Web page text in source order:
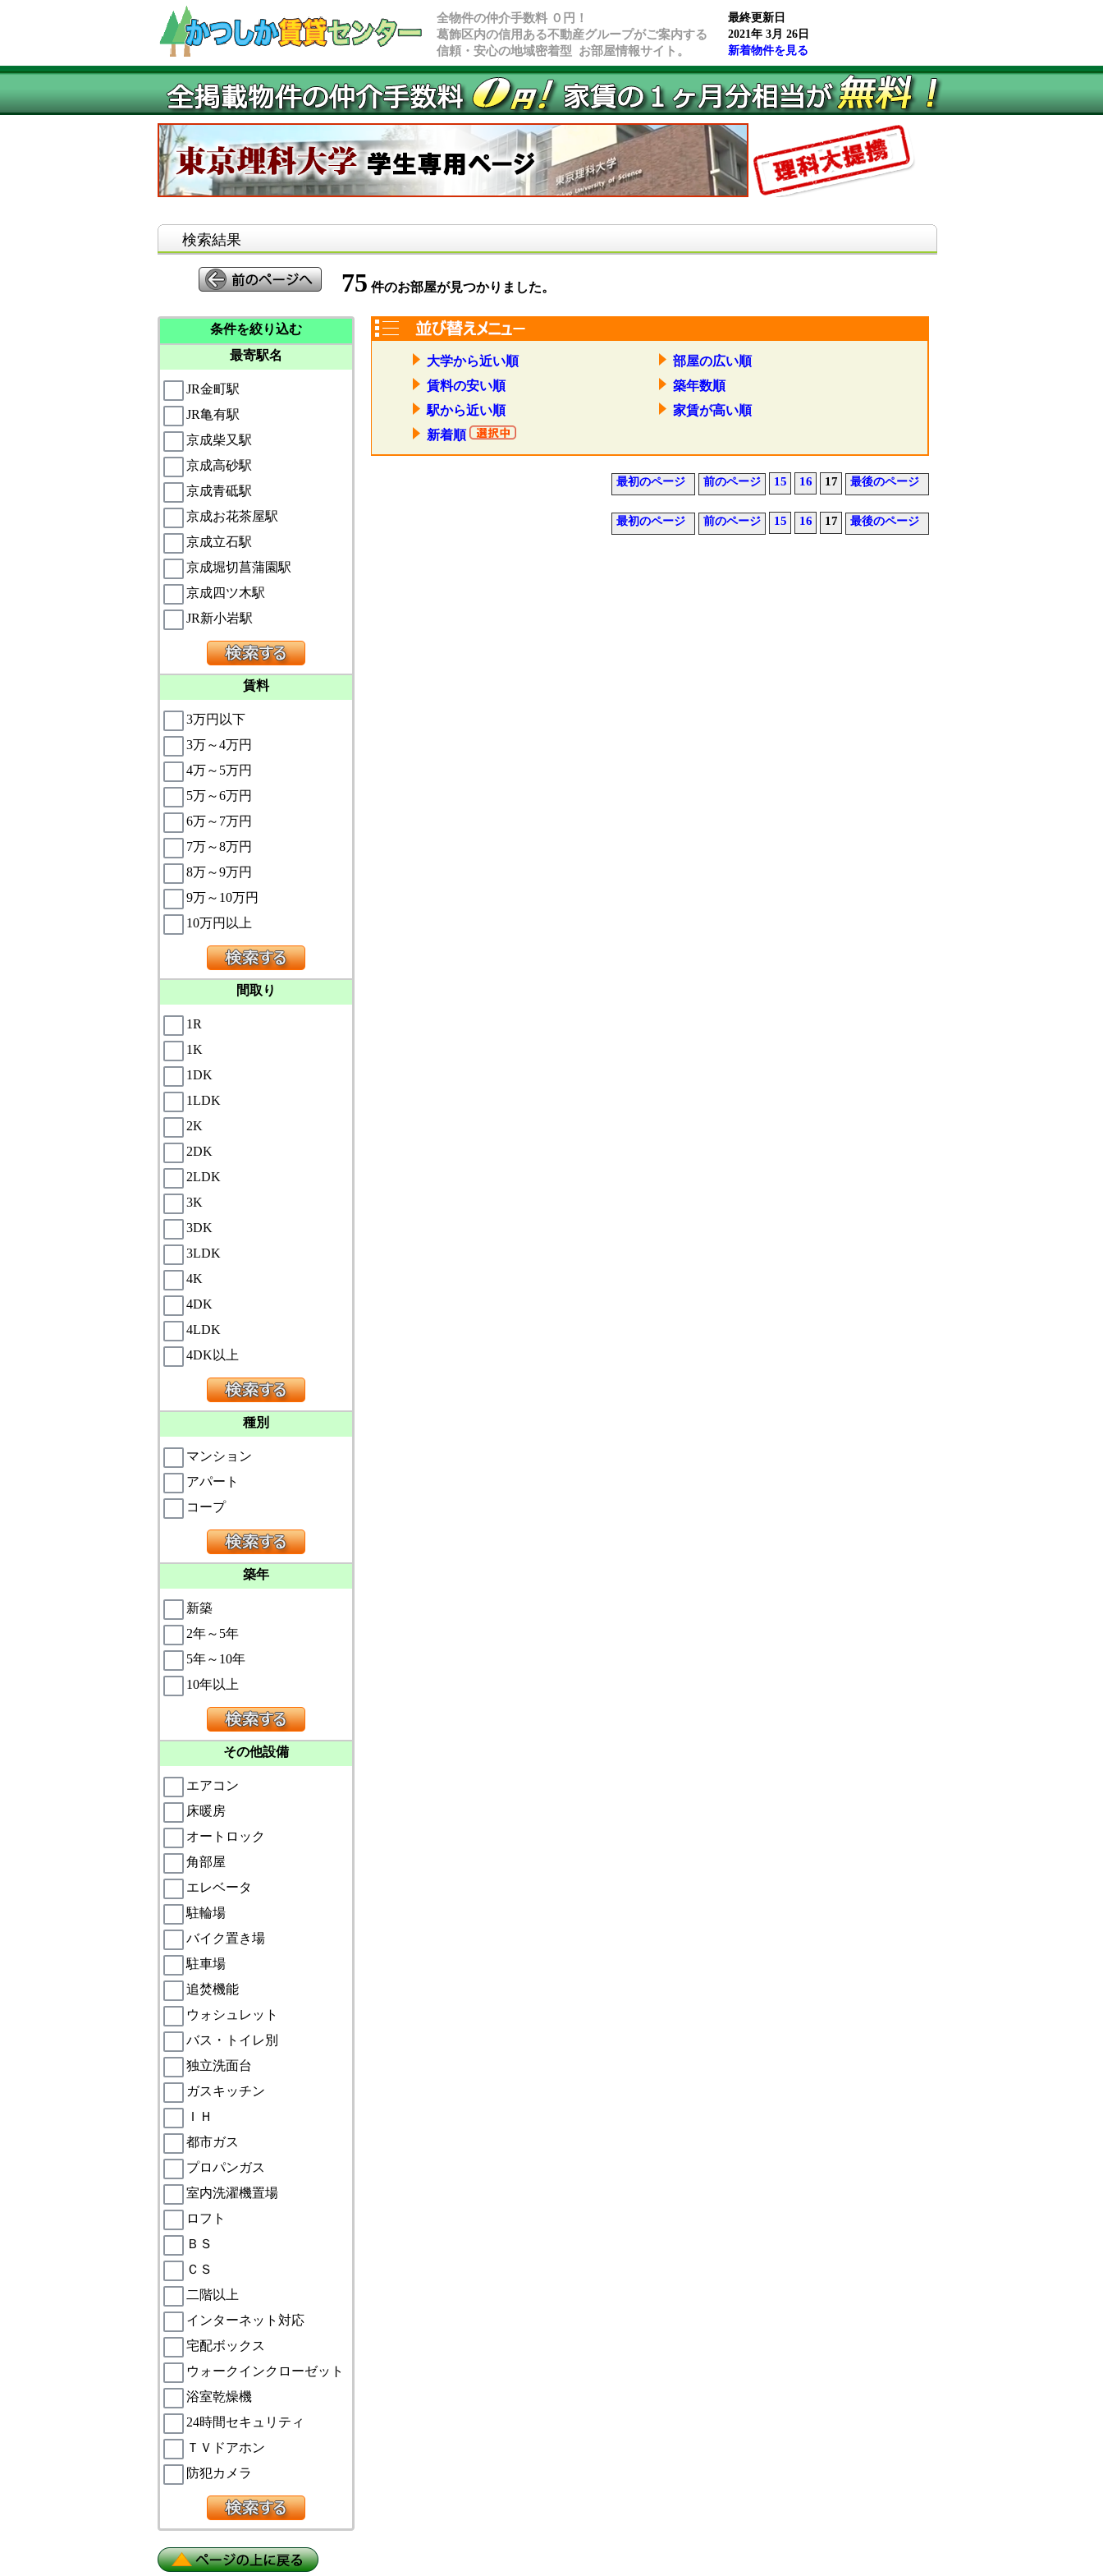
全物件の仲介手数料 ０円！
葛飾区内の信用ある不動産グループがご案内する
信頼・安心の地域密着型 お部屋情報サイト。
最終更新日
2021年 3月 26日
新着物件を見る
検索結果
75 件のお部屋が見つかりました。
条件を絞り込む
最寄駅名
JR金町駅
JR亀有駅
京成柴又駅
京成高砂駅
京成青砥駅
京成お花茶屋駅
京成立石駅
京成堀切菖蒲園駅
京成四ツ木駅
JR新小岩駅
賃料
3万円以下
3万～4万円
4万～5万円
5万～6万円
6万～7万円
7万～8万円
8万～9万円
9万～10万円
10万円以上
間取り
1R
1K
1DK
1LDK
2K
2DK
2LDK
3K
3DK
3LDK
4K
4DK
4LDK
4DK以上
種別
マンション
アパート
コープ
築年
新築
2年～5年
5年～10年
10年以上
その他設備
エアコン
床暖房
オートロック
角部屋
エレベータ
駐輪場
バイク置き場
駐車場
追焚機能
ウォシュレット
バス・トイレ別
独立洗面台
ガスキッチン
ＩＨ
都市ガス
プロパンガス
室内洗濯機置場
ロフト
ＢＳ
ＣＳ
二階以上
インターネット対応
宅配ボックス
ウォークインクローゼット
浴室乾燥機
24時間セキュリティ
ＴＶドアホン
防犯カメラ
大学から近い順
賃料の安い順
駅から近い順
新着順
部屋の広い順
築年数順
家賃が高い順
最初のページ 前のページ 15 16 17 最後のページ
最初のページ 前のページ 15 16 17 最後のページ